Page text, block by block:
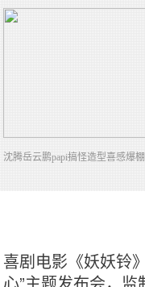
沈腾岳云鹏papi搞怪造型喜感爆棚
喜剧电影《妖妖铃